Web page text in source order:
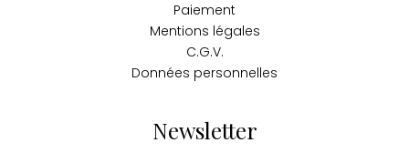
Paiement
Mentions légales
C.G.V.
Données personnelles
Newsletter